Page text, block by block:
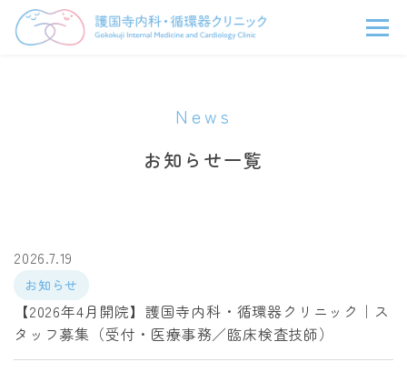
News
お知らせ一覧
2026.7.19
お知らせ
【2026年4月開院】護国寺内科・循環器クリニック｜ス
タッフ募集（受付・医療事務／臨床検査技師）